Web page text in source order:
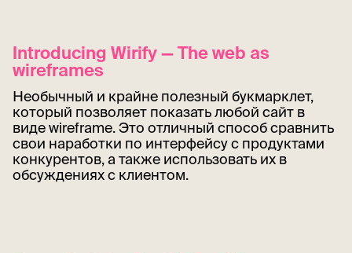
Introducing Wirify — The web as
wireframes
Необычный и крайне полезный букмарклет,
который позволяет показать любой сайт в
виде wireframe. Это отличный способ сравнить
свои наработки по интерфейсу с продуктами
конкурентов, а также использовать их в
обсуждениях с клиентом.